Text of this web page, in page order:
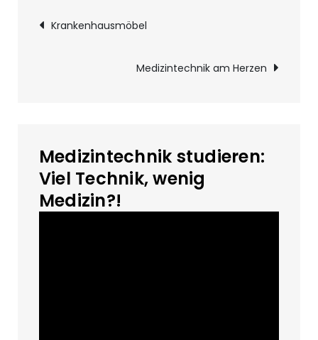
Krankenhausmöbel
Medizintechnik am Herzen
Medizintechnik studieren:
Viel Technik, wenig
Medizin?!